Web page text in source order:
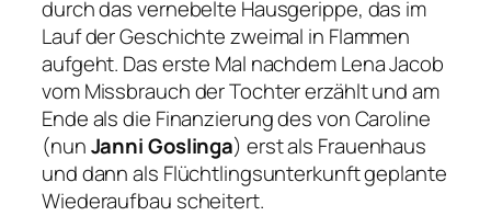
durch das vernebelte Hausgerippe, das im
Lauf der Geschichte zweimal in Flammen
aufgeht. Das erste Mal nachdem Lena Jacob
vom Missbrauch der Tochter erzählt und am
Ende als die Finanzierung des von Caroline
(nunJanni Goslinga) erst als Frauenhaus
und dann als Flüchtlingsunterkunft geplante
Wiederaufbau scheitert.